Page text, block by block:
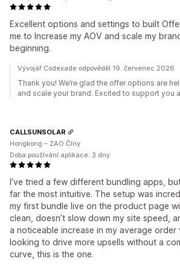
Excellent options and settings to built
me to Increase my AOV and scale my
beginning.
Vývojář Codexade odpověděl 19. červenec 2026
Thank you! We’re glad the offer options are
and scale your brand. Excited to support you
I’ve tried a few different bundling apps,
far the most intuitive. The setup was
my first bundle live on the product page
clean, doesn’t slow down my site speed,
a noticeable increase in my average order
looking to drive more upsells without a
curve, this is the one.
CALLSUNSOLAR
Hongkong – ZAO Číny
Doba používání aplikace: 3 dny